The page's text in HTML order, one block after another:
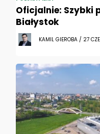
Oficjalnie: Szybki
Białystok
KAMIL GIEROBA / 27